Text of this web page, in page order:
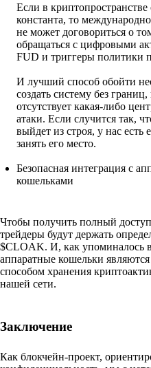
Если в криптопространстве
константа, то
не может договориться о
обращаться с цифровыми
FUD и триггеры политики
И лучший способ обойти
создать систему без
отсутствует какая-либо
атаки. Если случится так,
выйдет из строя, у нас есть
занять его место.
Безопасная интеграция с
кошельками
Чтобы получить полный
трейдеры будут держать
$CLOAK. И, как упоминалось
аппаратные кошельки
способом хранения
нашей сети.
Заключение
Как блокчейн-проект,